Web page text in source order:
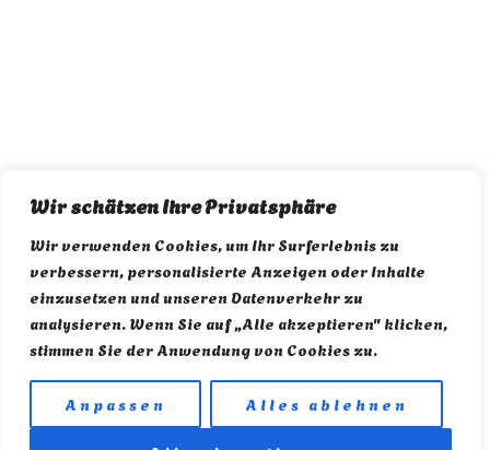
Wir schätzen Ihre Privatsphäre
Wir verwenden Cookies, um Ihr Surferlebnis zu
verbessern, personalisierte Anzeigen oder Inhalte
einzusetzen und unseren Datenverkehr zu
analysieren. Wenn Sie auf „Alle akzeptieren" klicken,
stimmen Sie der Anwendung von Cookies zu.
Anpassen Alles ablehnen